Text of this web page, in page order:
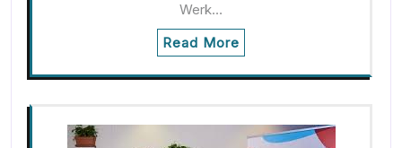
Werk…
Read More